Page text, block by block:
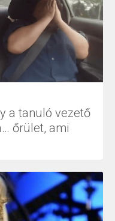
a tanuló vezető
őrület, ami